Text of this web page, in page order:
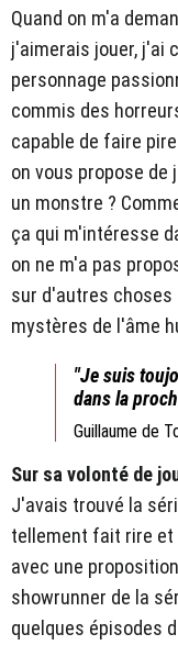
Quand on m'a
j'aimerais jouer, j'ai
personnage
commis des
capable de faire
on vous propose de
un monstre ?
ça qui m'intéresse
on ne m'a pas
sur d'autres
mystères de l'âme
"Je suis
dans la
Guillaume de
Sur sa volonté de
J'avais trouvé la
tellement fait rire et
avec une
showrunner de la
quelques épisodes